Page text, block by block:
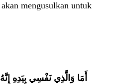
mengusulkan untuk
أَمَا وَالَّذِي نَفْسِي بِيَدِهِ إِنَّهُ